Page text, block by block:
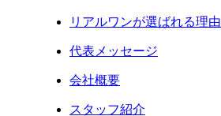
リアルワンが選ばれる理由
代表メッセージ
会社概要
スタッフ紹介